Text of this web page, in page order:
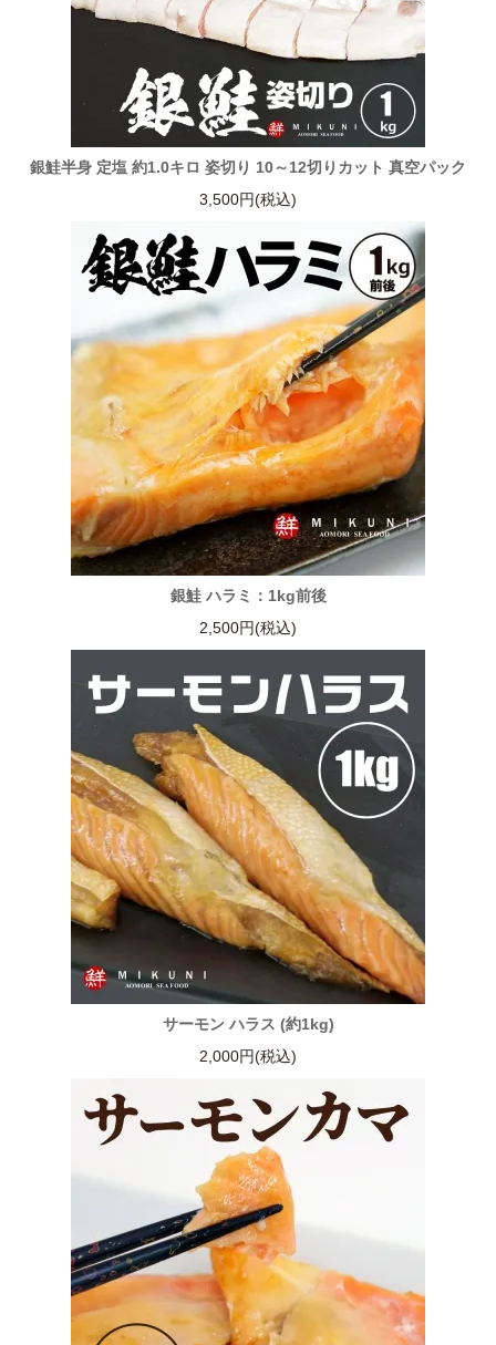
銀鮭半身 定塩 約1.0キロ 姿切り 10～12切りカット 真空パック
3,500円(税込)
銀鮭 ハラミ：1kg前後
2,500円(税込)
サーモン ハラス (約1kg)
2,000円(税込)